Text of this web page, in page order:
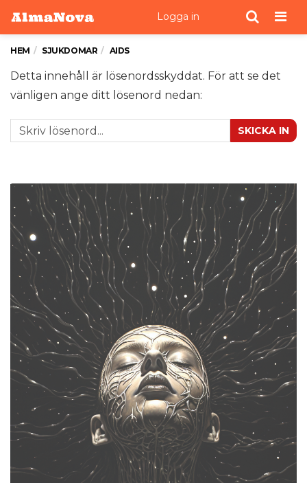
Logga in
HEM SJUKDOMAR AIDS
Detta innehåll är lösenordsskyddat. För att se det
vänligen ange ditt lösenord nedan:
SKICKA IN